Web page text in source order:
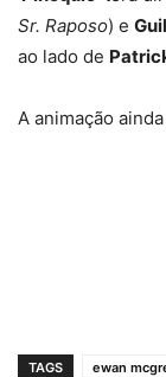
Sr. Raposo) e
ao lado de
A animação
TAGS ewan